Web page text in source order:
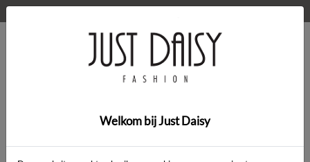
> Bloes Aureel
Welkom bij Just Daisy